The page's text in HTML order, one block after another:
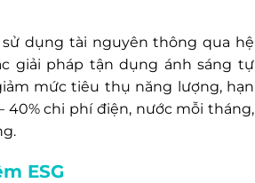
dụng tài nguyên thông qua hệ
giải pháp tận dụng ánh sáng tự
mức tiêu thụ năng lượng, hạn
40% chi phí điện, nước mỗi tháng,
ESG